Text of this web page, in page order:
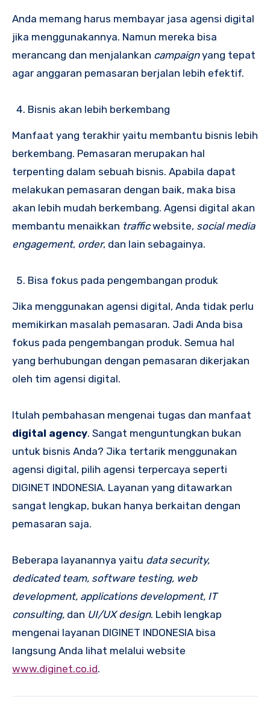
Anda memang harus membayar jasa agensi digital
jika menggunakannya. Namun mereka bisa
merancang dan menjalankan campaignyang tepat
agar anggaran pemasaran berjalan lebih efektif.
Bisnis akan lebih berkembang
Manfaat yang terakhir yaitu membantu bisnis lebih
berkembang. Pemasaran merupakan hal
terpenting dalam sebuah bisnis. Apabila dapat
melakukan pemasaran dengan baik, maka bisa
akan lebih mudah berkembang. Agensi digital akan
membantu menaikkan trafficwebsite, social media
engagement, order, dan lain sebagainya.
Bisa fokus pada pengembangan produk
Jika menggunakan agensi digital, Anda tidak perlu
memikirkan masalah pemasaran. Jadi Anda bisa
fokus pada pengembangan produk. Semua hal
yang berhubungan dengan pemasaran dikerjakan
oleh tim agensi digital.
Itulah pembahasan mengenai tugas dan manfaat
digital agency. Sangat menguntungkan bukan
untuk bisnis Anda? Jika tertarik menggunakan
agensi digital, pilih agensi terpercaya seperti
DIGINET INDONESIA. Layanan yang ditawarkan
sangat lengkap, bukan hanya berkaitan dengan
pemasaran saja.
Beberapa layanannya yaitu data security,
dedicated team, software testing, web
development, applications development, IT
consulting, dan UI/UX design. Lebih lengkap
mengenai layanan DIGINET INDONESIA bisa
langsung Anda lihat melalui website
www.diginet.co.id.